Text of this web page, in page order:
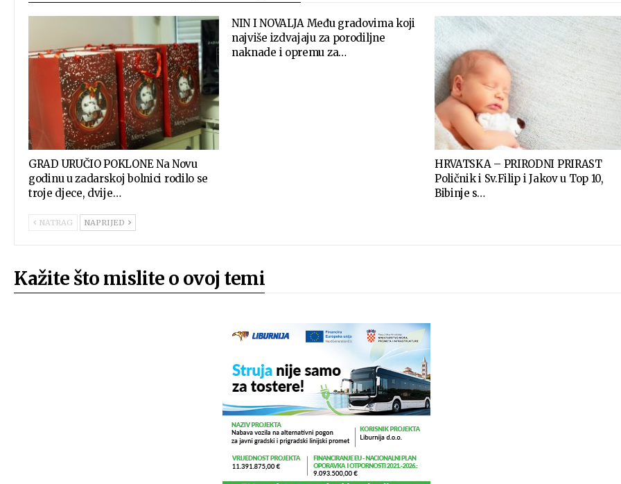
GRAD URUČIO POKLONE Na Novu
godinu u zadarskoj bolnici rodilo se
troje djece, dvije…
NIN I NOVALJA Među gradovima koji
najviše izdvajaju za porodiljne
naknade i opremu za…
HRVATSKA – PRIRODNI PRIRAST
Poličnik i Sv.Filip i Jakov u Top 10,
Bibinje s…
NATRAG NAPRIJED
Kažite što mislite o ovoj temi